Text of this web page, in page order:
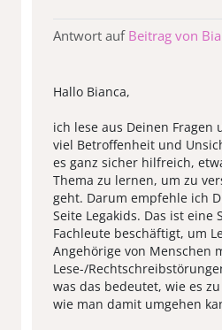
Antwort auf Beitrag von
Hallo Bianca,
ich lese aus Deinen Fragen
viel Betroffenheit und
es ganz sicher hilfreich,
Thema zu lernen, um zu
geht. Darum empfehle ich
Seite Legakids. Das ist eine
Fachleute beschäftigt, um
Angehörige von Menschen
Lese-/
was das bedeutet, wie es
wie man damit umgehen